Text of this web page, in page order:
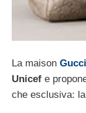
La maison Gucci
Unicef e
che esclusiva: